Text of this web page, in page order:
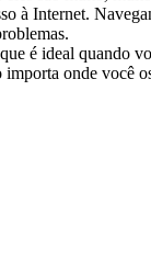
à Internet.
é ideal quando
onde você